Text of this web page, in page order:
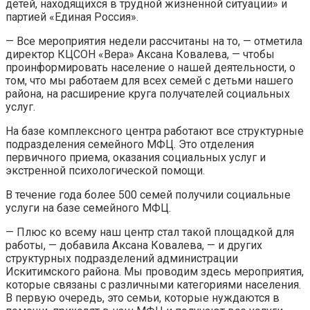
детей, находящихся в трудной жизненной ситуации» и
партией «Единая Россия».
— Все мероприятия недели рассчитаны на то, — отметила
директор КЦСОН «Вера» Аксана Ковалева, — чтобы
проинформировать население о нашей деятельности, о
том, что мы работаем для всех семей с детьми нашего
района, на расширение круга получателей социальных
услуг.
На базе комплексного центра работают все структурные
подразделения семейного МФЦ. Это отделения
первичного приема, оказания социальных услуг и
экстренной психологической помощи.
В течение года более 500 семей получили социальные
услуги на базе семейного МФЦ.
— Плюс ко всему наш центр стал такой площадкой для
работы, — добавила Аксана Ковалева, — и других
структурных подразделений администрации
Искитимского района. Мы проводим здесь мероприятия,
которые связаны с различными категориями населения.
В первую очередь, это семьи, которые нуждаются в